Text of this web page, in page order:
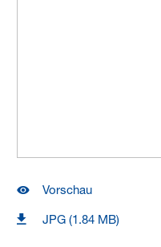
Vorschau
JPG (1.84 MB)